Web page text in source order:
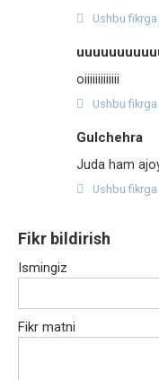
Ushbu
oiiiiiiiiiiiii
Ushbu
Gulchehra
Juda ham
Ushbu
Fikr bildirish
Ismingiz
Fikr matni